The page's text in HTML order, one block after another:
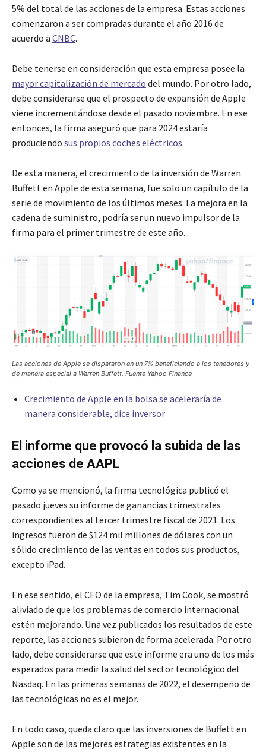
5% del total de las acciones de la empresa. Estas acciones
comenzaron a ser compradas durante el año 2016 de
acuerdo a CNBC.
Debe tenerse en consideración que esta empresa posee la
mayor capitalización de mercado del mundo. Por otro lado,
debe considerarse que el prospecto de expansión de Apple
viene incrementándose desde el pasado noviembre. En ese
entonces, la firma aseguró que para 2024 estaría
produciendo sus propios coches eléctricos.
De esta manera, el crecimiento de la inversión de Warren
Buffett en Apple de esta semana, fue solo un capítulo de la
serie de movimiento de los últimos meses. La mejora en la
cadena de suministro, podría ser un nuevo impulsor de la
firma para el primer trimestre de este año.
Las acciones de Apple se dispararon en un 7% beneficiando a los tenedores y
de manera especial a Warren Buffett. Fuente Yahoo Finance
Crecimiento de Apple en la bolsa se aceleraría de
manera considerable, dice inversor
El informe que provocó la subida de las
acciones de AAPL
Como ya se mencionó, la firma tecnológica publicó el
pasado jueves su informe de ganancias trimestrales
correspondientes al tercer trimestre fiscal de 2021. Los
ingresos fueron de $124 mil millones de dólares con un
sólido crecimiento de las ventas en todos sus productos,
excepto iPad.
En ese sentido, el CEO de la empresa, Tim Cook, se mostró
aliviado de que los problemas de comercio internacional
estén mejorando. Una vez publicados los resultados de este
reporte, las acciones subieron de forma acelerada. Por otro
lado, debe considerarse que este informe era uno de los más
esperados para medir la salud del sector tecnológico del
Nasdaq. En las primeras semanas de 2022, el desempeño de
las tecnológicas no es el mejor.
En todo caso, queda claro que las inversiones de Buffett en
Apple son de las mejores estrategias existentes en la